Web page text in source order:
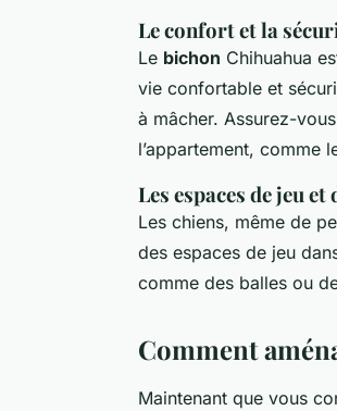
Le confort et la
Le bichon Chihuahua
vie confortable et
à mâcher. Assurez-
l’appartement, comme
Les espaces de jeu
Les chiens, même de
des espaces de jeu
comme des balles ou
Comment
Maintenant que vous